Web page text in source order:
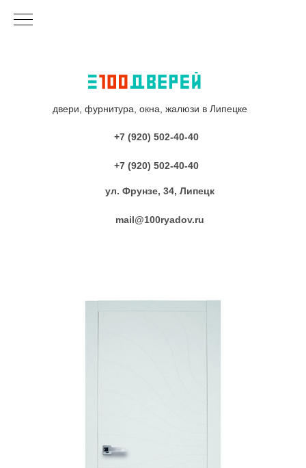
двери, фурнитура, окна, жалюзи в Липецке
+7 (920) 502-40-40
+7 (920) 502-40-40
ул. Фрунзе, 34, Липецк
mail@100ryadov.ru